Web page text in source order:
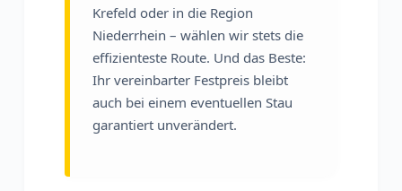
Krefeld oder in die Region
Niederrhein – wählen wir stets die
effizienteste Route. Und das Beste:
Ihr vereinbarter Festpreis bleibt
auch bei einem eventuellen Stau
garantiert unverändert.